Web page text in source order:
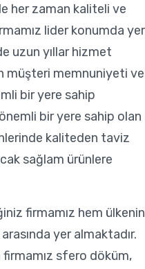
her zaman kaliteli ve
lider konumda yer
uzun yıllar hizmet
müşteri memnuniyeti ve
bir yere sahip
bir yere sahip olan
kaliteden taviz
sağlam ürünlere
firmamız hem ülkenin
yer almaktadır.
sfero döküm,